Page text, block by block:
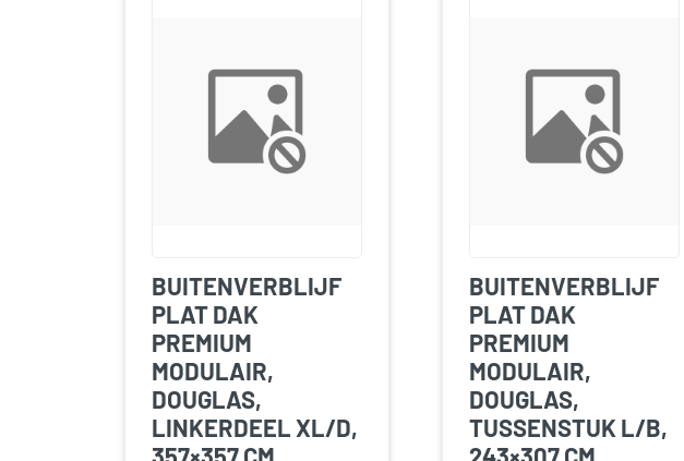
BUITENVERBLIJF
PLAT DAK
PREMIUM
MODULAIR,
DOUGLAS,
LINKERDEEL XL/D,
357×357 CM,
BUITENVERBLIJF
PLAT DAK
PREMIUM
MODULAIR,
DOUGLAS,
TUSSENSTUK L/B,
243×307 CM,